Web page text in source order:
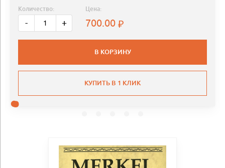
Количество:
- +
Цена:
700.00
В КОРЗИНУ
КУПИТЬ В 1 КЛИК